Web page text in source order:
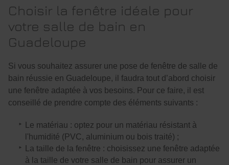
Choisir la fenêtre idéale pour
votre salle de bain en
Guadeloupe
Si vous souhaitez assurer une pose de fenêtre de salle de
bain réussie en Guadeloupe, il faudra tout d’abord choisir
une fenêtre adaptée à vos besoins. Pour ce faire, il est
conseillé de prendre compte des éléments suivants :
Le matériau : optez pour un matériau résistant à
l'humidité (PVC, aluminium ou bois traité) ;
La taille de la fenêtre : choisissez une fenêtre adaptée
à la taille de votre salle de bain pour assurer un